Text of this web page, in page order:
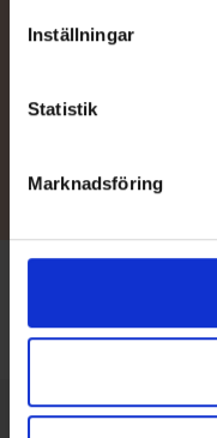
Inställningar
Statistik
Marknadsföring
en offert av din närmaste
Återförsäljare